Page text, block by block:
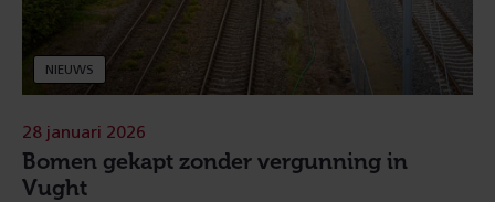
NIEUWS
Bomen gekapt zonder vergunning in
Vught
28 januari 2026